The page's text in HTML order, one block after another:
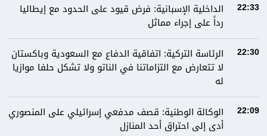
22:33
الداخلية الإسبانية: فرض قيود على الحدود مع إيطاليا
رداً على إجراء مماثل
22:30
الرئاسة التركية: اتفاقية الدفاع مع السعودية وباكستان
لا تتعارض مع التزاماتنا في الناتو ولا تشكل حلفا موازيا
له
22:09
الوكالة الوطنية: قصف مدفعي إسرائيلي على المنصوري
أدى إلى احتراق أحد المنازل